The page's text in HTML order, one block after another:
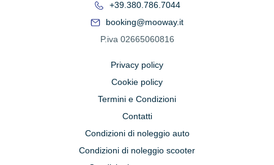
+39.380.786.7044
booking@mooway.it
P.iva 02665060816
Privacy policy
Cookie policy
Termini e Condizioni
Contatti
Condizioni di noleggio auto
Condizioni di noleggio scooter